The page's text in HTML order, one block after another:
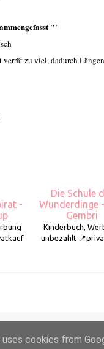
'''
zu viel, dadurch Längen
-
Die Schule
Wunderdinge
Gembri
Kinderbuch,
unbezahlt
cookies from